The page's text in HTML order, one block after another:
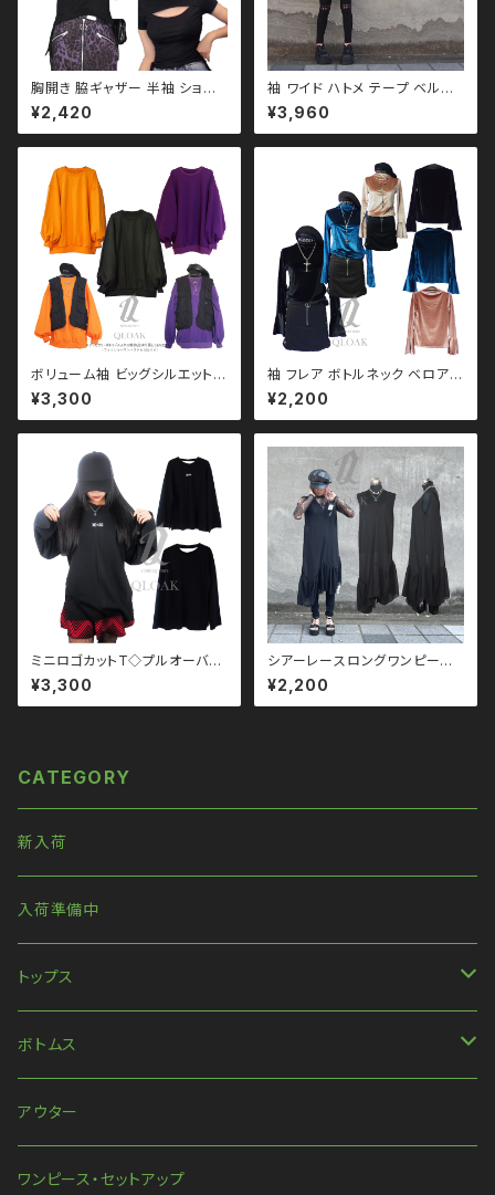
胸開き 脇ギャザー 半袖 ショー
ト トップス qto110065 モノ
トーン ブラックコーデ 黒コーデ
モード 系 ゴス ゴシック ゴスロ
ッション ストリート系 原宿 個性
¥2,420
袖 ワイド ハトメ テープ ベルト
無地 カットソー qto110094 大
きいサイズ ユニセックス ビッグ
シルエット オーバーサイズ ロン
ノトーン ブラックコーデ 黒コー
デ モード 系 ゴス ゴシック ゴス
ロリ パンク ロック Ｖ 系 韓国フ
ァッション ストリート系 原宿 個
性的
¥3,960
ボリューム袖 ビッグシルエット
シンプル スウェット トレーナ
ー qto110044 大きいサイ
ズ ユニセックス ビッグシルエッ
ドロップショルダー モノトーン
ブラックコーデ 黒コーデ パンク
ロック 韓国ファッション ストリー
ト系 原宿
¥3,300
袖 フレア ボトルネック ベロア
トップス 3color モノトーン ブ
ラックコーデ 黒コーデ モード 系
ゴス ゴシック ゴスロリ パンク
トリート系 原宿 個性的 qto110
¥2,200
ミニロゴカットT◇プルオーバー
qto210002 大きいサイズ ユニ
セックス ビッグシルエット オー
バーサイズ ロングアーム ドロッ
Ｖ 系 韓国ファッション ストリー
¥3,300
シアーレースロングワンピース
qse110012 黒コーデ モード
merlot メルロー ユニセックス
パンク ロック Ｖ 系 韓国ファッシ
¥2,200
CATEGORY
新入荷
入荷準備中
トップス
長袖
ハンパ丈袖
半袖
ボトムス
パンツ
スカート
アウター
ワンピース・セットアップ